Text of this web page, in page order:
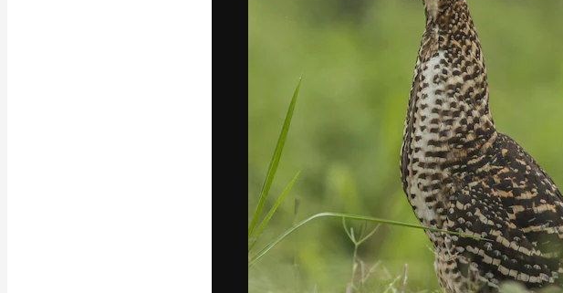
Copyright © 2010- 2026Freepik Company S.L.U.